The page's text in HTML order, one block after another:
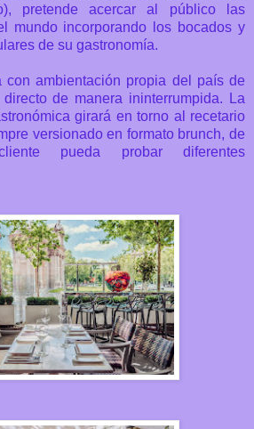
pretende acercar al público las
mundo incorporando los bocados y
de su gastronomía.
con ambientación propia del país de
de manera ininterrumpida.
La
girará en torno al recetario
versionado en formato brunch, de
pueda probar diferentes